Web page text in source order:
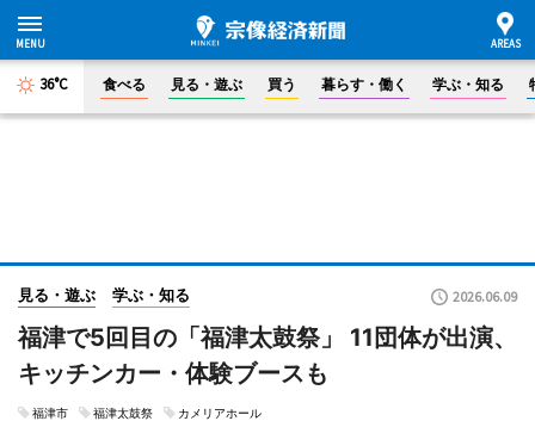
36°C 食べる 見る・遊ぶ 買う 暮らす・働く 学ぶ・知る
見る・遊ぶ 学ぶ・知る 2026.06.09
福津で5回目の「福津太鼓祭」 11団体が出演、
キッチンカー・体験ブースも
福津市 福津太鼓祭 カメリアホール